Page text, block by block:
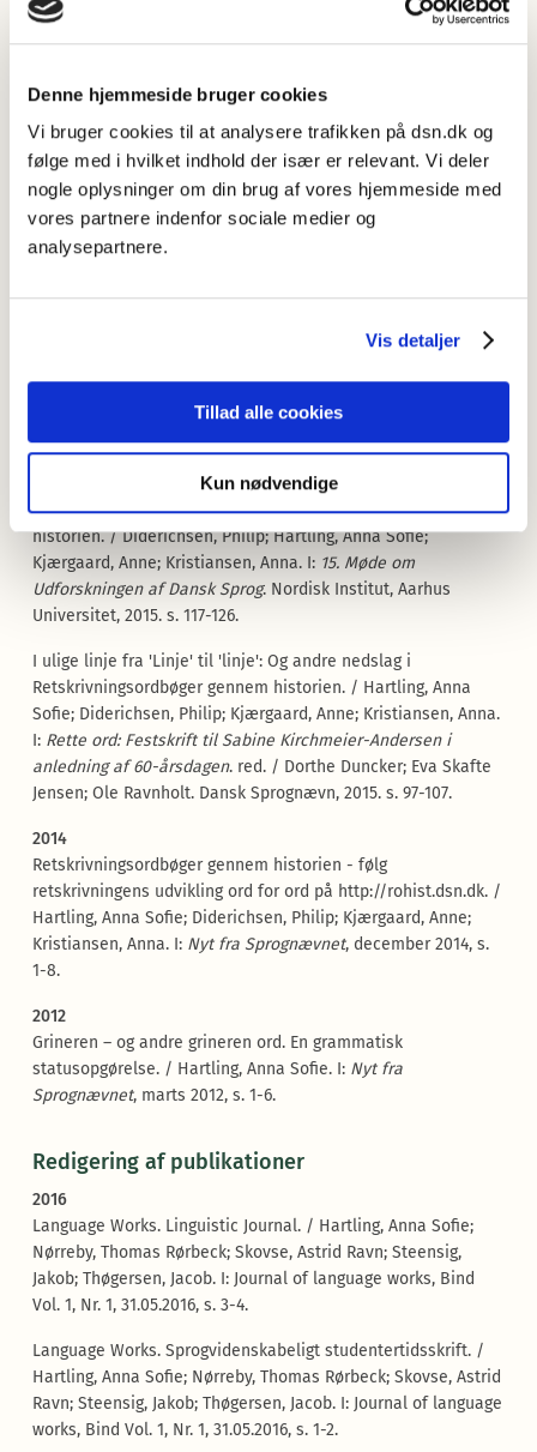
Denne hjemmeside bruger cookies
Vi bruger cookies til at analysere trafikken på dsn.dk og
følge med i hvilket indhold der især er relevant. Vi deler
nogle oplysninger om din brug af vores hjemmeside med
vores partnere indenfor sociale medier og
analysepartnere.
Vis detaljer
Tillad alle cookies
Kun nødvendige
Argentinadansk svanesang? En undersøgelse af dansk talt af
stilling i deklarativer med andet end subjekt på første plads
for Nordiske Studier og Sprogvidenskab, Københavns
Universitet.
2018
Danskargentinernes særlige grammatik. / Heegård, Jan; Kühl,
24.
23, 2016, s. 55-70.
Præsentation af ROhist.dsn.dk: retskrivningsordbøger gennem
historien. / Diderichsen, Philip; Hartling, Anna Sofie;
Kjærgaard, Anne; Kristiansen, Anna. I: 15. Møde om
Udforskningen af Dansk Sprog. Nordisk Institut, Aarhus
Universitet, 2015. s. 117-126.
I ulige linje fra 'Linje' til 'linje': Og andre nedslag i
Retskrivningsordbøger gennem historien. / Hartling, Anna
Sofie; Diderichsen, Philip; Kjærgaard, Anne; Kristiansen, Anna.
I: Rette ord: Festskrift til Sabine Kirchmeier-Andersen i
anledning af 60-årsdagen. red. / Dorthe Duncker; Eva Skafte
Jensen; Ole Ravnholt. Dansk Sprognævn, 2015. s. 97-107.
2014
Retskrivningsordbøger gennem historien - følg
retskrivningens udvikling ord for ord på http://rohist.dsn.dk. /
Hartling, Anna Sofie; Diderichsen, Philip; Kjærgaard, Anne;
Kristiansen, Anna. I: Nyt fra Sprognævnet, december 2014, s.
1-8.
2012
Grineren – og andre grineren ord. En grammatisk
statusopgørelse. / Hartling, Anna Sofie. I: Nyt fra
Sprognævnet, marts 2012, s. 1-6.
Redigering af publikationer
2016
Language Works. Linguistic Journal. / Hartling, Anna Sofie;
Nørreby, Thomas Rørbeck; Skovse, Astrid Ravn; Steensig,
Jakob; Thøgersen, Jacob. I: Journal of language works, Bind
Vol. 1, Nr. 1, 31.05.2016, s. 3-4.
Language Works. Sprogvidenskabeligt studentertidsskrift. /
Hartling, Anna Sofie; Nørreby, Thomas Rørbeck; Skovse, Astrid
Ravn; Steensig, Jakob; Thøgersen, Jacob. I: Journal of language
works, Bind Vol. 1, Nr. 1, 31.05.2016, s. 1-2.